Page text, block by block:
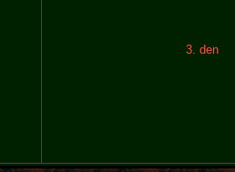
3. den